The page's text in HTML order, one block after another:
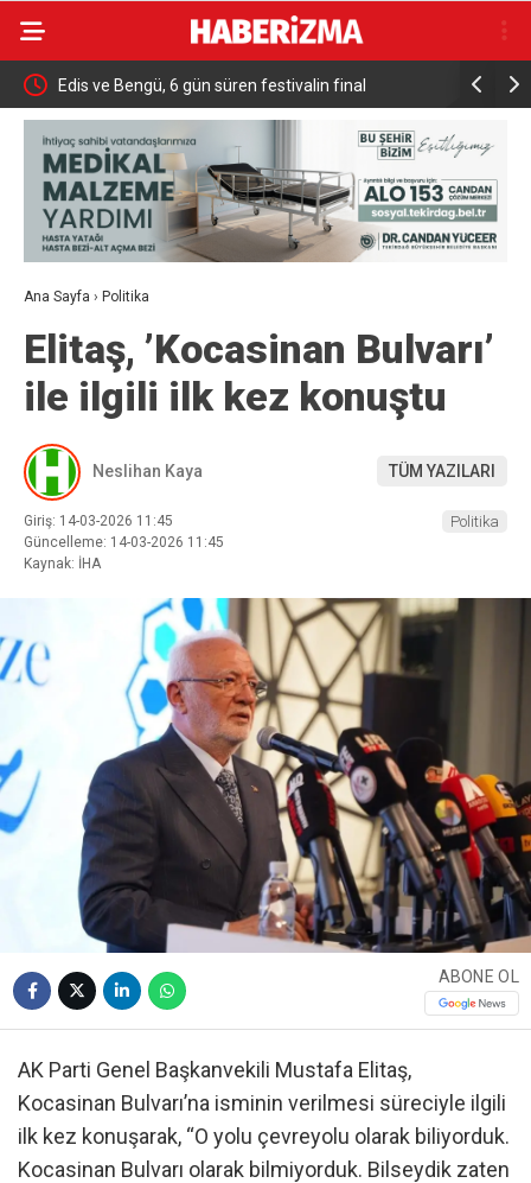
Edis ve Bengü, 6 gün süren festivalin final
konserinde 40 bin kişiye unutulmaz bir gece yaşattı
Kaçak
Ana Sayfa › Politika
Elitaş, ’Kocasinan Bulvarı’
ile ilgili ilk kez konuştu
Neslihan Kaya TÜM YAZILARI
Giriş: 14-03-2026 11:45
Güncelleme: 14-03-2026 11:45
Kaynak: İHA
Politika
ABONE OL
AK Parti Genel Başkanvekili Mustafa Elitaş,
Kocasinan Bulvarı’na isminin verilmesi süreciyle ilgili
ilk kez konuşarak, “O yolu çevreyolu olarak biliyorduk.
Kocasinan Bulvarı olarak bilmiyorduk. Bilseydik zaten